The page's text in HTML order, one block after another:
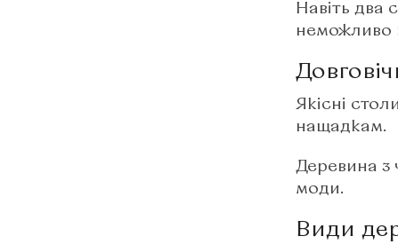
Навіть два
неможливо
Якісні
нащадкам.​
Деревина з
моди.​
Види